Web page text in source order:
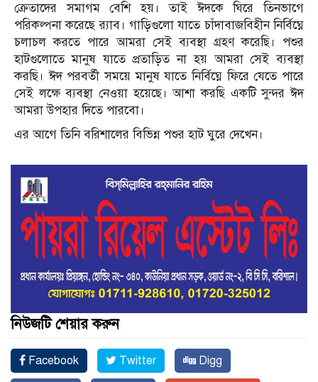
ক্রেতাদের সমাগম বেশি হয়। তাই ঈদকে ঘিরে তিনভাগে
পরিকল্পনা করেছে র‌্যাব। গাড়িগুলো যাতে চাঁদাবাজবিহীন নির্বিঘ্নে
চলাচল করতে পারে আমরা সেই ব্যবস্থা গ্রহণ করেছি। পশুর
হাটগুলোতে মানুষ যাতে প্রতাড়িত না হয় আমরা সেই ব্যবস্থা
করছি। ঈদ পরবর্তী সময়ে মানুষ যাতে নির্বিঘ্নে ফিরে যেতে পারে
সেই লক্ষে ব্যবস্থা নেওয়া হয়েছে। আশা করছি একটি সুন্দর ঈদ
আমরা উপহার দিতে পারবো।
এর আগে তিনি বরিশালের বিভিন্ন পশুর হাট ঘুরে দেখেন।
নিউজটি শেয়ার করুন
Facebook Twitter Digg